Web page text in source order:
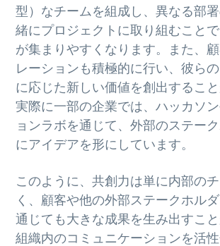
型）なチームを組成し、異なる部
緒にプロジェクトに取り組むこと
が集まりやすくなります。また、
レーションも積極的に行い、彼ら
に応じた新しい価値を創出すること
実際に一部の企業では、ハッカソ
ョンラボを通じて、外部のステー
にアイデアを形にしています。
このように、共創力は単に内部の
く、顧客や他の外部ステークホル
通じても大きな成果を生み出すこと
組織内のコミュニケーションを活